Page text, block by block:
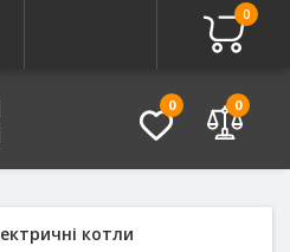
0
0 0
котли
Питання - Відповідь